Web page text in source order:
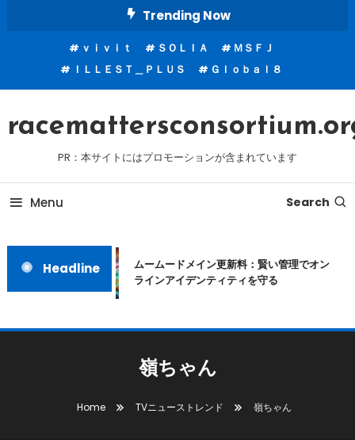
Trending Now
ｖｉｖｉｔ ＳＯＬＩＡ
ＭＳＦＪ
ＩＬＬＥＳＴ＿ＰＬＵＳ
Ｇｌｏｂａｌ８
PR：本サイトにはプロモーションが含まれています
Menu Search
Headline
ムームードメイン更新料：賢い管理でオン
ラインアイデンティティを守る
嶺ちゃん
Home TVニューストレンド 嶺ちゃん